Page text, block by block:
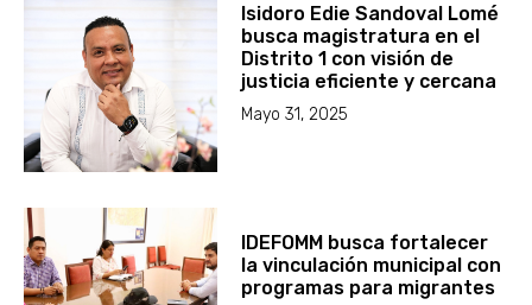
Isidoro Edie Sandoval Lomé
busca magistratura en el
Distrito 1 con visión de
justicia eficiente y cercana
Mayo 31, 2025
IDEFOMM busca fortalecer
la vinculación municipal con
programas para migrantes